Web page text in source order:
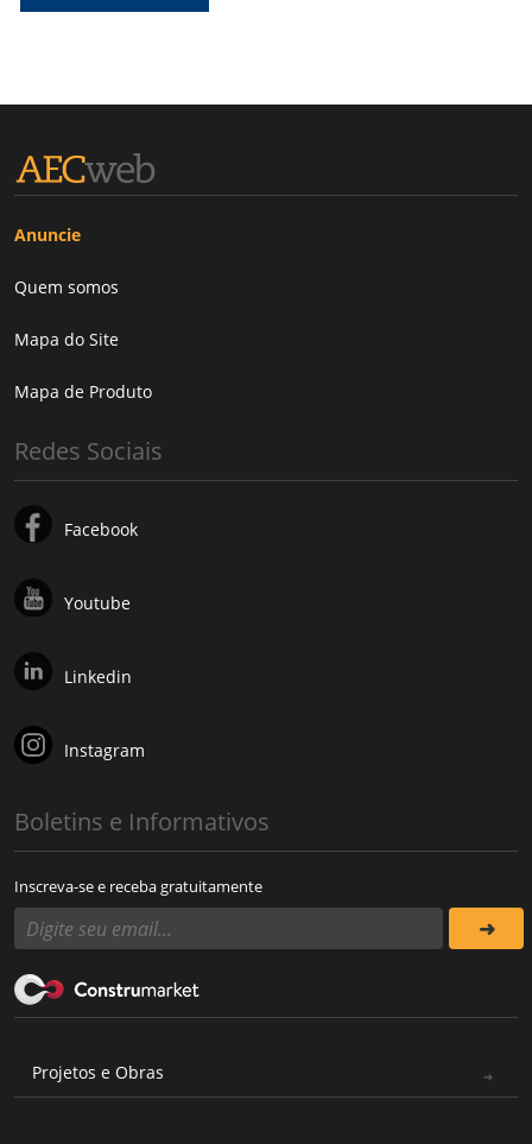
Anuncie
Quem somos
Mapa do Site
Mapa de Produto
Redes Sociais
Facebook
Youtube
Linkedin
Instagram
Boletins e Informativos
Inscreva-se e receba gratuitamente
Projetos e Obras